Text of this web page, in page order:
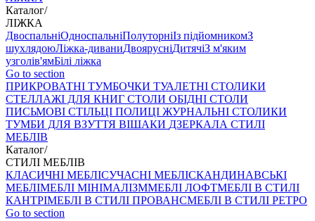
Каталог/
ЛІЖКА
ДвоспальніОдноспальніПолуторніІз підйомникомЗ
шухлядоюЛіжка-диваниДвоярусніДитячіЗ м'яким
узголів'ямБілі ліжка
Go to section
ПРИКРОВАТНІ ТУМБОЧКИ ТУАЛЕТНІ СТОЛИКИ
СТЕЛЛАЖІ ДЛЯ КНИГ СТОЛИ ОБІДНІ СТОЛИ
ПИСЬМОВІ СТІЛЬЦI ПОЛИЦІ ЖУРНАЛЬНІ СТОЛИКИ
ТУМБИ ДЛЯ ВЗУТТЯ ВІШАКИ ДЗЕРКАЛА СТИЛІ
МЕБЛІВ
Каталог/
СТИЛІ МЕБЛІВ
КЛАСИЧНІ МЕБЛІСУЧАСНІ МЕБЛІСКАНДИНАВСЬКІ
МЕБЛІМЕБЛІ МІНІМАЛІЗММЕБЛІ ЛОФТМЕБЛІ В СТИЛІ
КАНТРІМЕБЛІ В СТИЛІ ПРОВАНСМЕБЛІ В СТИЛІ РЕТРО
Go to section